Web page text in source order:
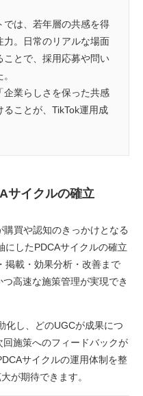
では、若年層の共感を得
力。日常のリアルな場面
とで、採用応募や問い
企業らしさを保った共感
ことが、TikTok運用成
サイクルの確立
買や認知のきっかけとなる
にしたPDCAサイクルの確立
掲載・効果分析・改善まで
高速な施策管理が実現でき
化し、どのUGCが成果につ
施策へのフィードバックが
サイクルの運用体制を整
が期待できます。